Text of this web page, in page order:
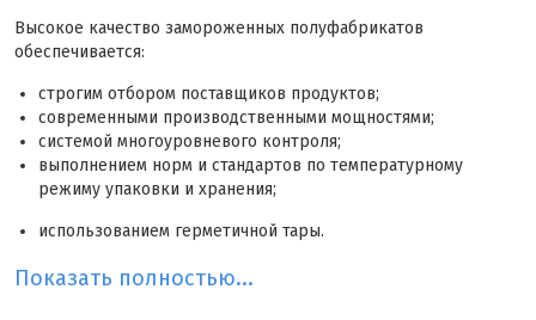
Высокое качество замороженных полуфабрикатов
обеспечивается:
строгим отбором поставщиков продуктов;
современными производственными мощностями;
системой многоуровневого контроля;
выполнением норм и стандартов по температурному
режиму упаковки и хранения;
использованием герметичной тары.
Показать полностью...